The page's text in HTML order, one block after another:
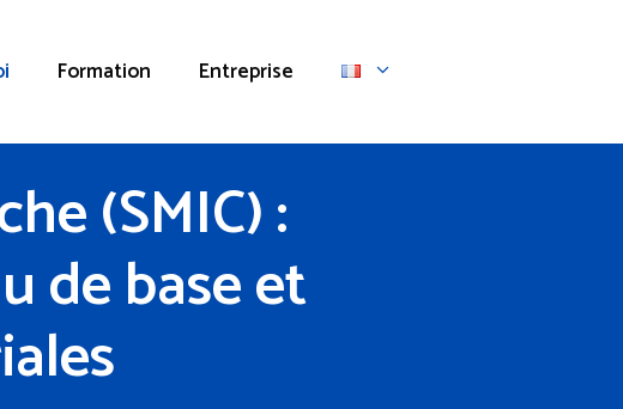
Formation Entreprise
(SMIC) :
de base et